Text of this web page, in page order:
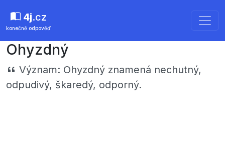
4j.cz
konečně odpověď
Ohyzdný
Význam: Ohyzdný znamená nechutný,
odpudivý, škaredý, odporný.